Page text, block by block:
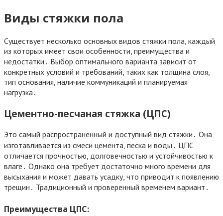
Виды стяжки пола
Существует несколько основных видов стяжки пола, каждый
из которых имеет свои особенности, преимущества и
недостатки․ Выбор оптимального варианта зависит от
конкретных условий и требований, таких как толщина слоя,
тип основания, наличие коммуникаций и планируемая
нагрузка․
Цементно-песчаная стяжка (ЦПС)
Это самый распространенный и доступный вид стяжки․ Она
изготавливается из смеси цемента, песка и воды․ ЦПС
отличается прочностью, долговечностью и устойчивостью к
влаге․ Однако она требует достаточно много времени для
высыхания и может давать усадку, что приводит к появлению
трещин․ Традиционный и проверенный временем вариант․
Преимущества ЦПС: